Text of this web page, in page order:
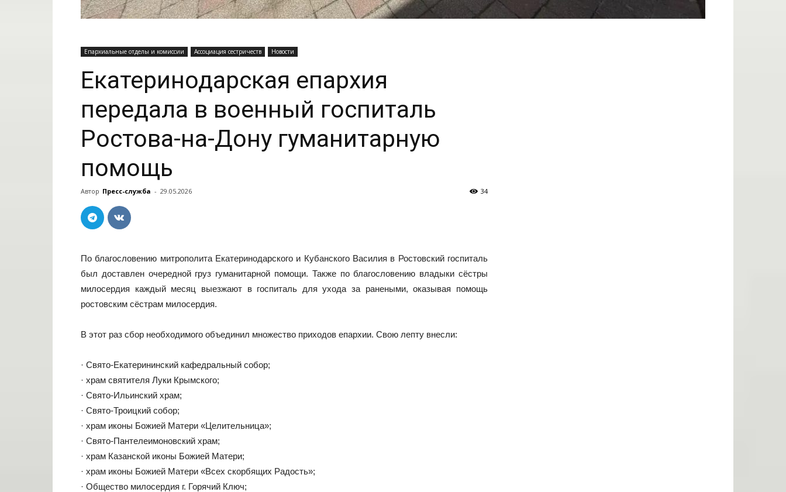
Епархиальные отделы и комиссии Ассоциация сестричеств Новости
Екатеринодарская епархия
передала в военный госпиталь
Ростова-на-Дону гуманитарную
помощь
Автор Пресс-служба - 29.05.2026 34
По благословению митрополита Екатеринодарского и Кубанского Василия в Ростовский госпиталь
был доставлен очередной груз гуманитарной помощи. Также по благословению владыки сёстры
милосердия каждый месяц выезжают в госпиталь для ухода за ранеными, оказывая помощь
ростовским сёстрам милосердия.
В этот раз сбор необходимого объединил множество приходов епархии. Свою лепту внесли:
· Свято-Екатерининский кафедральный собор;
· храм святителя Луки Крымского;
· Свято-Ильинский храм;
· Свято-Троицкий собор;
· храм иконы Божией Матери «Целительница»;
· Свято-Пантелеимоновский храм;
· храм Казанской иконы Божией Матери;
· храм иконы Божией Матери «Всех скорбящих Радость»;
· Общество милосердия г. Горячий Ключ;